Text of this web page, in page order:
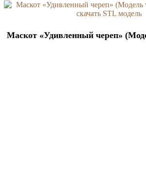
Маскот «Удивленный череп»